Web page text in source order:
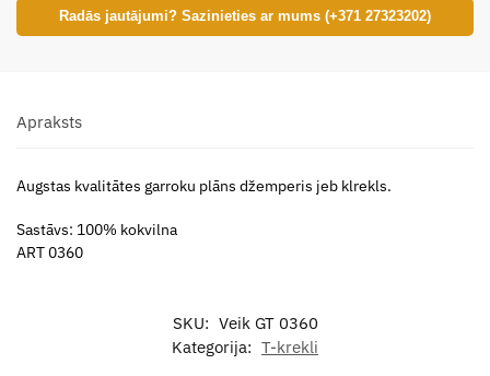
Radās jautājumi? Sazinieties ar mums (+371 27323202)
Apraksts
Augstas kvalitātes garroku plāns džemperis jeb klrekls.
Sastāvs: 100% kokvilna
ART 0360
SKU: Veik GT 0360
Kategorija: T-krekli